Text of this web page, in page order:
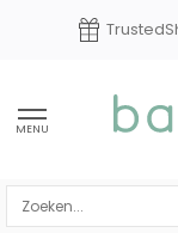
MENU